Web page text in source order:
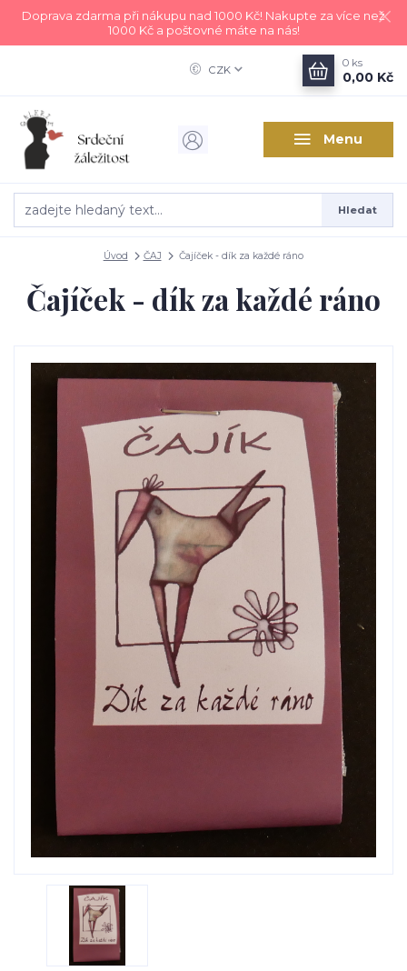
Doprava zdarma při nákupu nad 1000 Kč! Nakupte za více než
1000 Kč a poštovné máte na nás!
Menu
CZK
Hledat
0 ks
0,00 Kč
Úvod ČAJ Čajíček - dík za každé ráno
Čajíček - dík za každé ráno